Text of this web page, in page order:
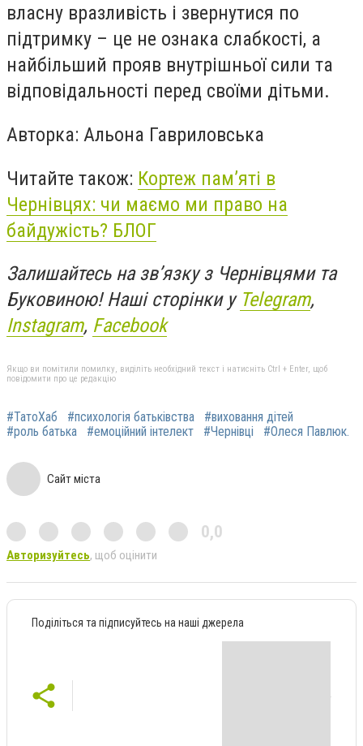
власну вразливість і звернутися по
підтримку – це не ознака слабкості, а
найбільший прояв внутрішньої сили та
відповідальності перед своїми дітьми.
Авторка: Альона Гавриловська
Читайте також: Кортеж пам’яті в
Чернівцях: чи маємо ми право на
байдужість? БЛОГ
Залишайтесь на зв’язку з Чернівцями та
Буковиною! Наші сторінки у Telegram,
Instagram, Facebook
Якщо ви помітили помилку, виділіть необхідний текст і натисніть Ctrl + Enter, щоб
повідомити про це редакцію
#ТатоХаб #психологія батьківства
#виховання дітей
#роль батька
#емоційний інтелект #Чернівці #Олеся Павлюк.
Сайт міста
0,0
Авторизуйтесь, щоб оцінити
Поділіться та підписуйтесь на наші джерела